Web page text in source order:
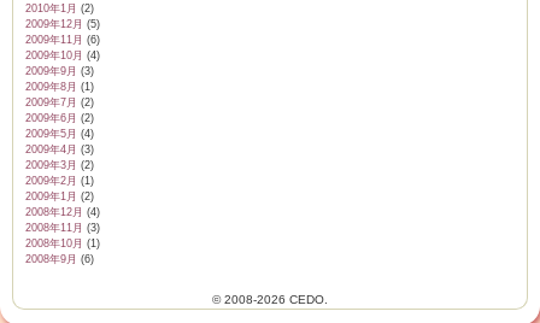
2010年1月 (2)
2009年12月 (5)
2009年11月 (6)
2009年10月 (4)
2009年9月 (3)
2009年8月 (1)
2009年7月 (2)
2009年6月 (2)
2009年5月 (4)
2009年4月 (3)
2009年3月 (2)
2009年2月 (1)
2009年1月 (2)
2008年12月 (4)
2008年11月 (3)
2008年10月 (1)
2008年9月 (6)
© 2008-2026 CEDO.